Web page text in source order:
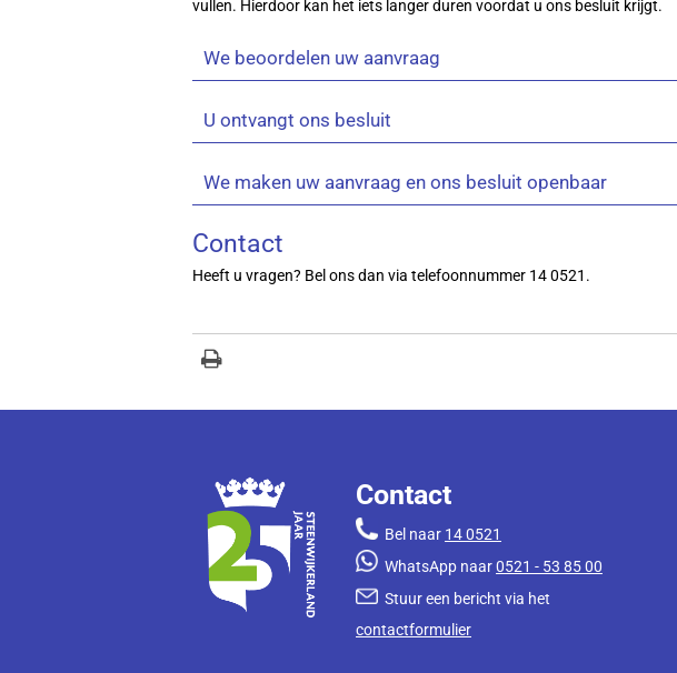
vullen. Hierdoor kan het iets langer duren voordat u ons besluit krijgt.
We beoordelen uw aanvraag
U ontvangt ons besluit
We maken uw aanvraag en ons besluit openbaar
Contact
Heeft u vragen? Bel ons dan via telefoonnummer 14 0521.
Contact
Bel naar 14 0521
WhatsApp naar0521 - 53 85 00
Stuur een bericht via het
contactformulier